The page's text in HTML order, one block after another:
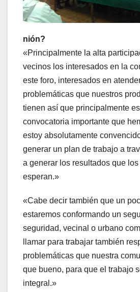
nión?
«Principalmente la alta
vecinos los interesados en la
este foro, interesados en
problemáticas que nuestros
tienen así que principalmente
convocatoria importante que
estoy absolutamente
generar un plan de trabajo a
a generar los resultados que
esperan.»
«Cabe decir también que un
estaremos conformando un
seguridad, vecinal o urbano
llamar para trabajar también
problemáticas que nuestra
que bueno, para que el trabajo
integral.»